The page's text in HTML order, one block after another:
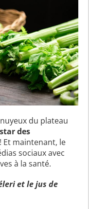
du plateau
des
Et maintenant, le
sociaux avec
à la santé.
et le jus de